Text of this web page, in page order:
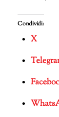
Condividi:
X